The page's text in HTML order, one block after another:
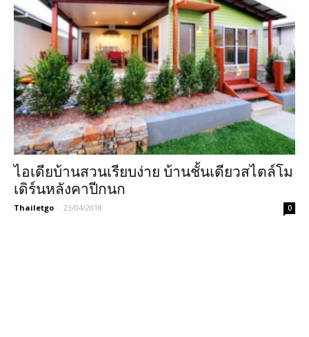
ไอเดียบ้านสวนเรียบง่าย บ้านชั้นเดียวสไตล์โม
เดิร์นหลังคาปีกนก
Thailetgo - 23/04/2018 0